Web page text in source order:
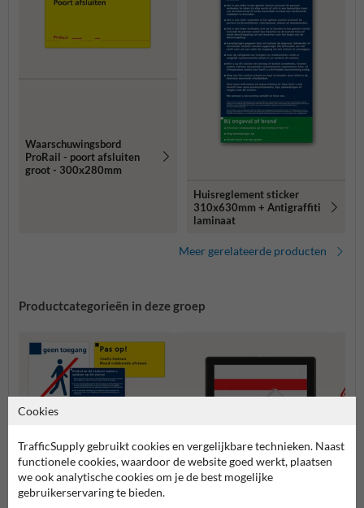
Waarschuwingsbord
ProRail - poort afsluiten
groot - 300x280mm
Huisreglement sticker
310x630mm + Antigraffiti
laminaat
Meer gerelateerde producten
Productcategorieën in deze groep
Cookies
TrafficSupply gebruikt cookies en vergelijkbare technieken. Naast
functionele cookies, waardoor de website goed werkt, plaatsen
we ook analytische cookies om je de best mogelijke
gebruikerservaring te bieden.